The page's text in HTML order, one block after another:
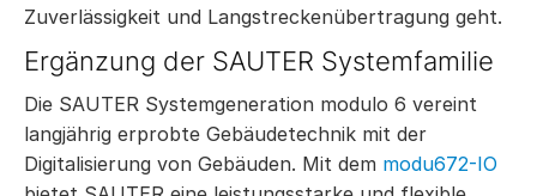
Zuverlässigkeit und Langstreckenübertragung geht.
Ergänzung der SAUTER Systemfamilie
Die SAUTER Systemgeneration modulo 6 vereint
langjährig erprobte Gebäudetechnik mit der
Digitalisierung von Gebäuden. Mit dem modu672-IO